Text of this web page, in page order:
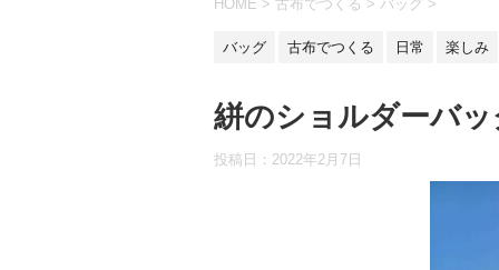
HOME > 古布でつくる > バッグ >
バッグ 古布でつくる 日常 楽しみ
絣のショルダーバ
投稿日： 2022年2月7日